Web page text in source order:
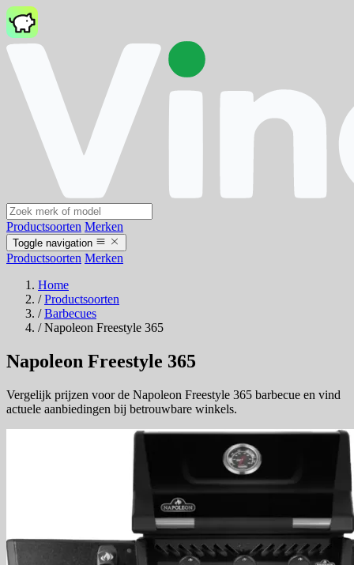
Productsoorten Merken
Toggle navigation
Productsoorten Merken
Home
/ Productsoorten
/ Barbecues
/ Napoleon Freestyle 365
Napoleon Freestyle 365
Vergelijk prijzen voor de Napoleon Freestyle 365 barbecue en vind
actuele aanbiedingen bij betrouwbare winkels.